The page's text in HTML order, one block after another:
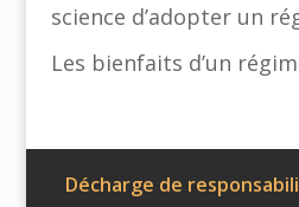
science d’adopter un
Les bienfaits d’un
Décharge de